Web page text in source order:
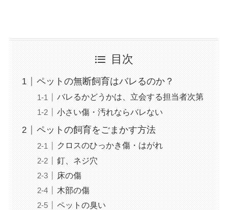
目次
ペットの無断飼育はバレるのか？
バレるかどうかは、立会する担当者次第
小さい傷・汚れならバレない
ペットの飼育をごまかす方法
クロスのひっかき傷・はがれ
釘、ネジ穴
床の傷
木部の傷
ペットの臭い